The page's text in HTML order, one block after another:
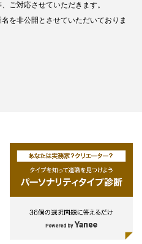
ご対応させていただきます。
を非公開とさせていただいておりま